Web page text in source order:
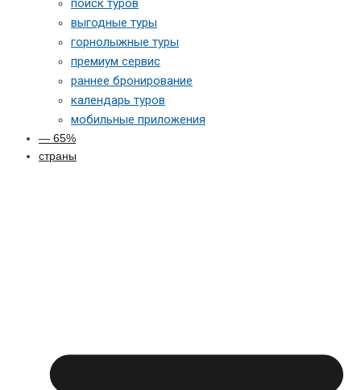
поиск туров
выгодные туры
горнолыжные туры
премиум сервис
раннее бронирование
календарь туров
мобильные приложения
— 65%
страны